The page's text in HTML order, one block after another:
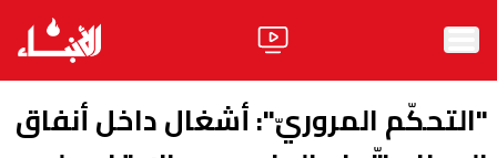
الرئيسية
الأخبار
"التحكّم المروريّ": أشغال داخل أنفاق